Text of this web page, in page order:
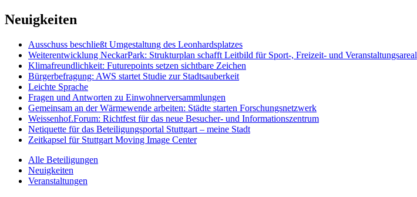
Neuigkeiten
Ausschuss beschließt Umgestaltung des Leonhards­platzes
Weiterentwicklung NeckarPark: Strukturplan schafft Leitbild für Sport-, Freizeit- und Veranstaltungsareal
Klimafreundlichkeit: Futurepoints setzen sichtbare Zeichen
Bürgerbefragung: AWS startet Studie zur Stadtsauberkeit
Leichte Sprache
Fragen und Antworten zu Einwohnerversammlungen
Gemeinsam an der Wärmewende arbeiten: Städte starten Forschungsnetzwerk
Weissenhof.Forum: Richtfest für das neue Besucher- und Informationszentrum
Netiquette für das Beteiligungsportal Stuttgart – meine Stadt
Zeitkapsel für Stuttgart Moving Image Center
Alle Beteiligungen
Neuigkeiten
Veranstaltungen